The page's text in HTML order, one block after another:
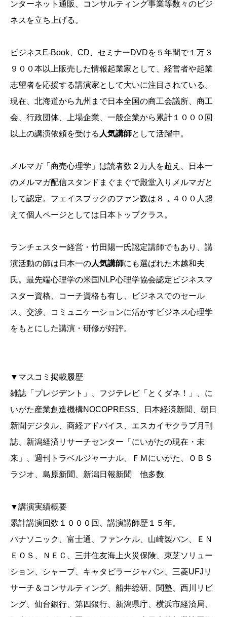
ンターネット通販、コンサルティング事業等数々のビジ
ネスを立ち上げる。
ビジネスE-Book、CD、セミナーDVDを５年間で１万３
９００本以上販売した情報起業家として、経営者や起業
志望者を応援する講演家として大いに注目されている。
現在、北海道から九州まで日本全国の商工会議所、商工
会、行政団体、上場企業、一般企業から累計１０００回
以上の講演依頼を受ける 人気講師として活躍中。
メルマガ「商売心理学」は読者数２万人を超え、日本一
のメルマガ配信スタンドまぐまぐで殿堂入りメルマガと
して認定。フェイスブックのファン数は８，４００人超
えて個人ページとしては日本トップクラス。
ランチェスター経営・竹田陽一氏認定講師でもあり、講
演活動の師は日本一の人気講師にも選ばれた木越和夫
氏。最先端心理学の米国NLP心理学協会認定ビジネスマ
スター資格、コーチ資格も有し、ビジネスでのセール
ス、交渉、コミュニケーションに活かすビジネス心理学
をもとにした講演・研修が好評。
▼マスコミ掲載履歴
雑誌「プレジデント」、フジテレビ「とくダネ！」、に
いがた産業創造機構NOCOPRESS、日本経済新聞、朝日
新聞デジタル、商経アドバイス、エスカイヤクラブ月刊
誌、新潟経済リサーチセンター「にいがたの現在・未
来」、週刊トラベルジャーナル、ＦＭにいがた、ＯＢＳ
ラジオ、島原新聞、新潟日報新聞 他多数
▼講演実績概要
累計講演回数１０００回、講演講師歴１５年。
パナソニック、富士通、ファンケル、山崎製パン、ＥＮ
ＥＯＳ、ＮＥＣ、三井住友海上火災保険、東芝ソリュー
ション、シャープ、キャタピラージャパン、三菱UFJリ
サーチ＆コンサルティング、船井総研、関塾、西川リビ
ング、仙台銀行、第四銀行、新潟県庁、横浜市経済局、